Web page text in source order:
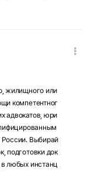
жилищного или
компетентног
адвокатов, юри
России. Выбирай
подготовки док
любых инстанц